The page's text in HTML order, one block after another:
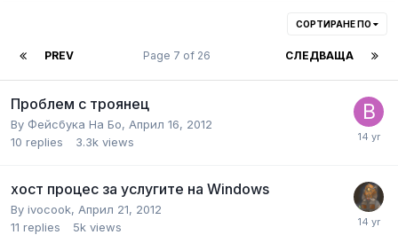
СОРТИРАНЕ ПО
PREV СЛЕДВАЩА
Page 7 of 26
Проблем с троянец
By Фейсбука На Бо, Април 16, 2012
10 replies 3.3k views
хост процес за услугите на Windows
By ivocook, Април 21, 2012
11 replies 5k views